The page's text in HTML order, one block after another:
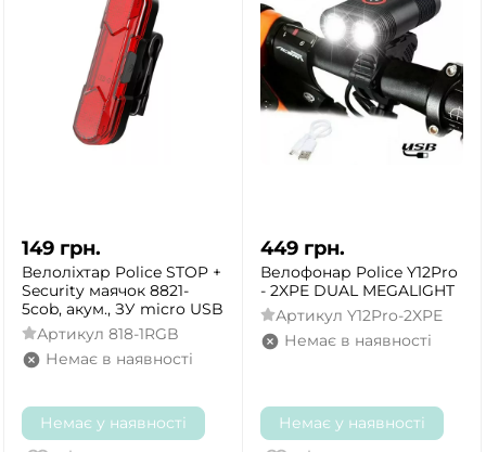
149 грн.
Велоліхтар Police STOP +
Security маячок 8821-
5cob, акум., ЗУ micro USB
Артикул 818-1RGB
Немає в наявності
Немає у наявності
449 грн.
Велофонар Police Y12Pro
- 2XPE DUAL MEGALIGHT
Артикул Y12Pro-2XPE
Немає в наявності
Немає у наявності